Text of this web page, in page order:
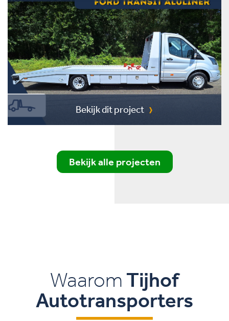
Bekijk dit project
Bekijk alle projecten
Waarom Tijhof
Autotransporters